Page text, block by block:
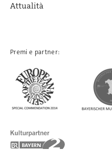
Attualità
Premi e partner: